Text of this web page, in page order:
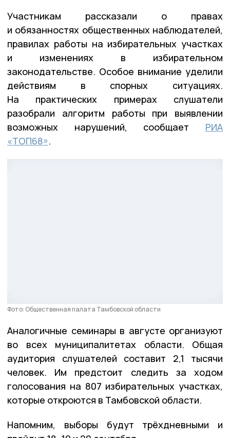
Участникам рассказали о правах
и обязанностях общественных наблюдателей,
правилах работы на избирательных участках
и изменениях в избирательном
законодательстве. Особое внимание уделили
действиям в спорных ситуациях.
На практических примерах слушатели
разобрали алгоритм работы при выявлении
возможных нарушений, сообщает РИА
«ТОП68».
Фото: Общественная палата Тамбовской области
Аналогичные семинары в августе организуют
во всех муниципалитетах области. Общая
аудитория слушателей составит 2,1 тысячи
человек. Им предстоит следить за ходом
голосования на 807 избирательных участках,
которые откроются в Тамбовской области.
Напомним, выборы будут трёхдневными и